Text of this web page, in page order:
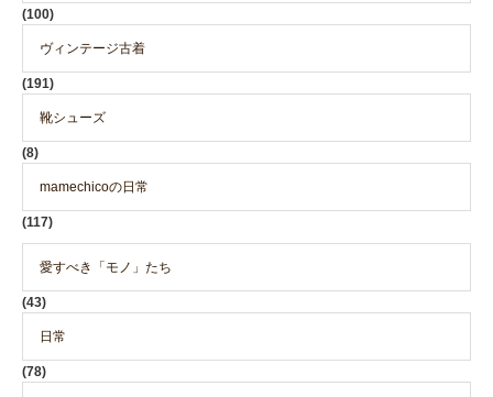
(100)
ヴィンテージ古着
(191)
靴シューズ
(8)
mamechicoの日常
(117)
愛すべき「モノ」たち
(43)
日常
(78)